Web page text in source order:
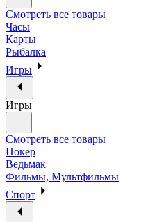
Смотреть все товары
Часы
Карты
Рыбалка
Игры
Игры
Смотреть все товары
Покер
Ведьмак
Фильмы, Мультфильмы
Спорт